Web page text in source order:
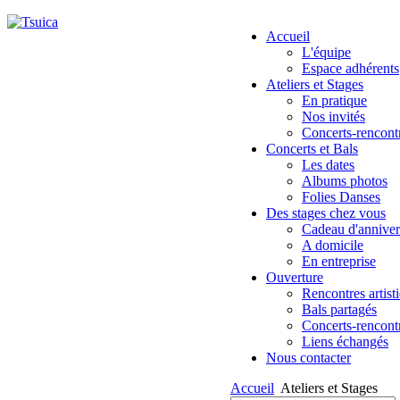
Accueil
L'équipe
Espace adhérents
Ateliers et Stages
En pratique
Nos invités
Concerts-
Concerts et Bals
Les dates
Albums photos
Folies Danses
Des stages chez vous
Cadeau
A domicile
En entreprise
Ouverture
Rencontres
Bals partagés
Concerts-
Liens échangés
Nous contacter
Accueil Ateliers et Stages